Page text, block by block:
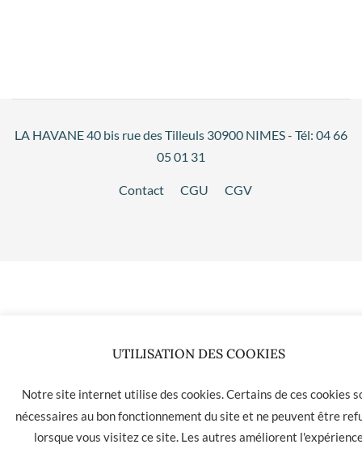
LA HAVANE 40 bis rue des Tilleuls 30900 NIMES - Tél: 04 66
05 01 31
Contact CGU CGV
UTILISATION DES COOKIES
Notre site internet utilise des cookies. Certains de ces cookies
nécessaires au bon fonctionnement du site et ne peuvent être
lorsque vous visitez ce site. Les autres améliorent